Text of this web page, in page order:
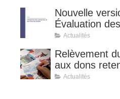
Nouvelle
Évaluation
titres de
Actualités
Relèvement
aux dons
détermination
Actualités